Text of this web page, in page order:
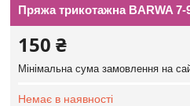
Пряжа трикотажна BARWA 7-
150 ₴
Мінімальна сума замовлення на
Немає в наявності